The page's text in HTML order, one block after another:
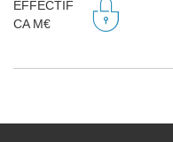
EFFECTIF
CA M€